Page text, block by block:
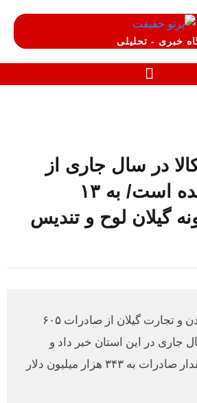
خبری - تحلیلی
کالا در سال جاری از
گیلان صادر شده است/ به ۱۳
گیلان لوح و تندیس
مدیرکل صنعت، معدن و تجارت گیلان از صادرات ۶۰۵
جاری در این استان خبر داد و
گفت: ارزش این مقدار صادرات به ۳۴۳ هزار میلیون دلار